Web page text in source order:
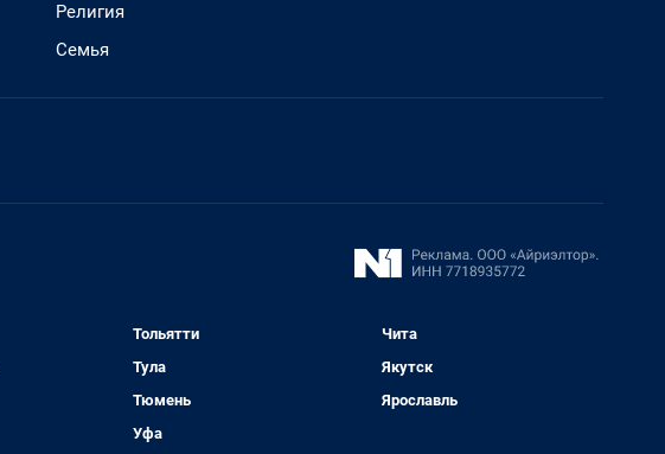
Религия
Семья
Тольятти
Тула
Тюмень
Уфа
Чита
Якутск
Ярославль